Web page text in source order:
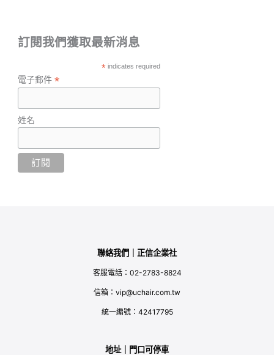
訂閱我們獲取最新消息
*indicates required
電子郵件*
姓名
聯絡我們｜正信企業社
客服電話：02-2783-8824
信箱：vip@uchair.com.tw
統一編號：42417795
地址｜門口可停車